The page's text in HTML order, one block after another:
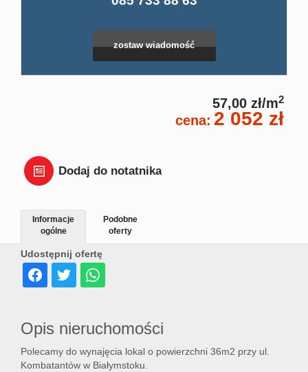
zostaw wiadomość
57,00 zł/m2
cena: 2 052 zł
Dodaj do notatnika
Udostępnij ofertę
Informacje
ogólne
Podobne
oferty
Opis nieruchomości
Polecamy do wynajęcia lokal o powierzchni 36m2 przy ul.
Kombatantów w Białymstoku.